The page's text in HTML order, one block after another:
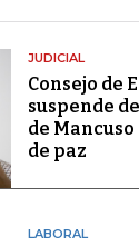
JUDICIAL
Consejo de
suspende
de
de paz
LABORAL